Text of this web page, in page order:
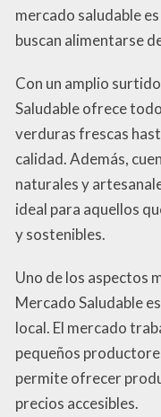
mercado saludable
buscan alimentarse
Con un amplio
Saludable ofrece
verduras frescas
calidad. Además,
naturales y
ideal para aquellos
y sostenibles.
Uno de los aspectos
Mercado Saludable
local. El mercado
pequeños
permite ofrecer
precios accesibles.